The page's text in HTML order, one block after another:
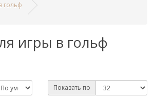
гольф
игры в гольф
Показать по